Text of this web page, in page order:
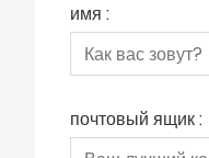
имя :
почтовый ящик :